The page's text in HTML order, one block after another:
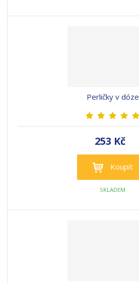
Perličky v dóze
253 Kč
Koupit
SKLADEM